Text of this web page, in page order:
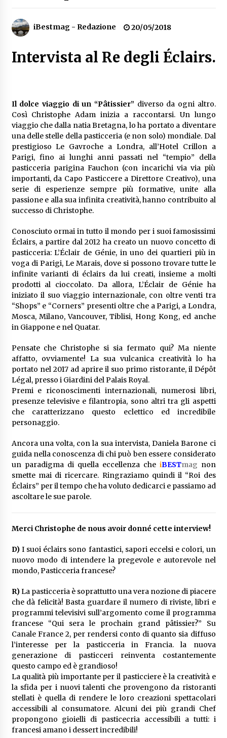
04/03/2019
Speciale Vini Rosè Italiani
iBestmag - Redazione 20/05/2018
Intervista al Re degli Éclairs.
Il dolce viaggio di un “Pâtissier” diverso da ogni altro.
Così Christophe Adam inizia a raccontarsi. Un lungo
viaggio che dalla natia Bretagna, lo ha portato a diventare
una delle stelle della pasticceria (e non solo) mondiale. Dal
prestigioso Le Gavroche a Londra, all’Hotel Crillon a
Parigi, fino ai lunghi anni passati nel “tempio” della
pasticceria parigina Fauchon (con incarichi via via più
importanti, da Capo Pasticcere a Direttore Creativo), una
serie di esperienze sempre più formative, unite alla
passione e alla sua infinita creatività, hanno contribuito al
successo di Christophe.
Conosciuto ormai in tutto il mondo per i suoi famosissimi
Éclairs, a partire dal 2012 ha creato un nuovo concetto di
pasticceria: L’Éclair de Génie, in uno dei quartieri più in
voga di Parigi, Le Marais, dove si possono trovare tutte le
infinite varianti di éclairs da lui creati, insieme a molti
prodotti al cioccolato. Da allora, L’Éclair de Génie ha
iniziato il suo viaggio internazionale, con oltre venti tra
“Shops” e “Corners” presenti oltre che a Parigi, a Londra,
Mosca, Milano, Vancouver, Tiblisi, Hong Kong, ed anche
in Giappone e nel Quatar.
Pensate che Christophe si sia fermato qui? Ma niente
affatto, ovviamente! La sua vulcanica creatività lo ha
portato nel 2017 ad aprire il suo primo ristorante, il Dépôt
Légal, presso i Giardini del Palais Royal.
Premi e riconoscimenti internazionali, numerosi libri,
presenze televisive e filantropia, sono altri tra gli aspetti
che caratterizzano questo eclettico ed incredibile
personaggio.
Ancora una volta, con la sua intervista, Daniela Barone ci
guida nella conoscenza di chi può ben essere considerato
un paradigma di quella eccellenza che iBESTmag non
smette mai di ricercare. Ringraziamo quindi il “Roi des
Éclairs” per il tempo che ha voluto dedicarci e passiamo ad
ascoltare le sue parole.
Merci Christophe de nous avoir donné cette interview!
D)I suoi éclairs sono fantastici, sapori eccelsi e colori, un
nuovo modo di intendere la pregevole e autorevole nel
mondo, Pasticceria francese?
R)La pasticceria è soprattutto una vera nozione di piacere
che dà felicità! Basta guardare il numero di riviste, libri e
programmi televisivi sull’argomento come il programma
francese “Qui sera le prochain grand pâtissier?” Su
Canale France 2, per rendersi conto di quanto sia diffuso
l’interesse per la pasticceria in Francia. la nuova
generazione di pasticceri reinventa costantemente
questo campo ed è grandioso!
La qualità più importante per il pasticciere è la creatività e
la sfida per i nuovi talenti che provengono da ristoranti
stellati è quella di rendere le loro creazioni spettacolari
accessibili al consumatore. Alcuni dei più grandi Chef
propongono gioielli di pasticecria accessibili a tutti: i
francesi amano i dessert incredibili!